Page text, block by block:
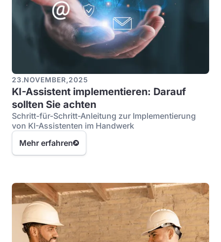
23.NOVEMBER,2025
KI-Assistent implementieren: Darauf
sollten Sie achten
Schritt-für-Schritt-Anleitung zur Implementierung
von KI-Assistenten im Handwerk
Mehr erfahren